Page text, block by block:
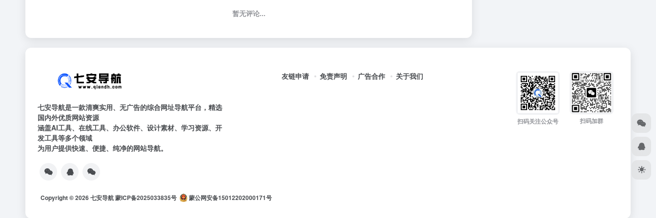
暂无评论...
七安导航是一款清爽实用、无广告的综合网址导航平台，精选
国内外优质网站资源
涵盖AI工具、在线工具、办公软件、设计素材、学习资源、开
发工具等多个领域
为用户提供快速、便捷、纯净的网站导航。
友链申请 免责声明 广告合作 关于我们
扫码关注公众号 扫码加群
Copyright © 2026七安导航蒙ICP备2025033835号 蒙公网安备15012202000171号